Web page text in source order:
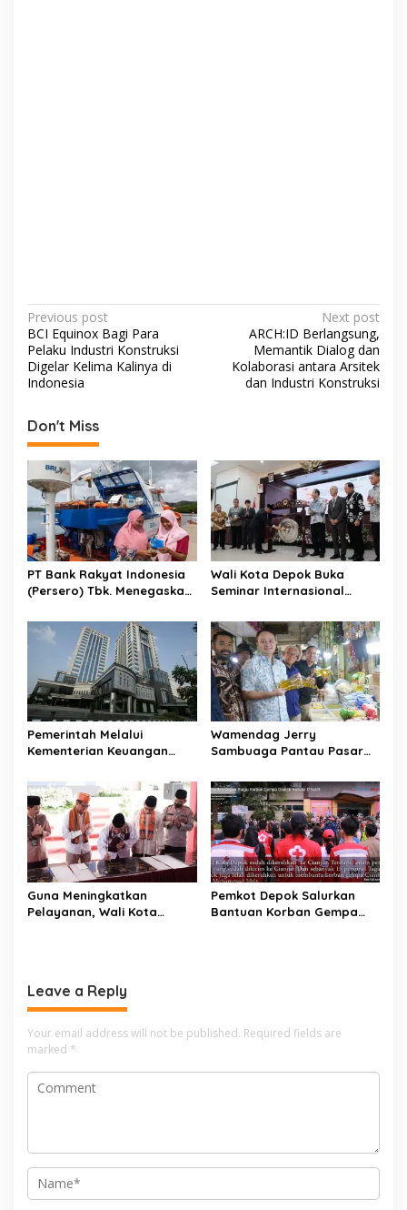
P
o
s
n
a
v
i
g
a
t
i
o
n
Previous post
BCI Equinox Bagi Para
Pelaku Industri Konstruksi
Digelar Kelima Kalinya di
Indonesia
Next post
ARCH:ID Berlangsung,
Memantik Dialog dan
Kolaborasi antara Arsitek
dan Industri Konstruksi
Don't Miss
PT Bank Rakyat Indonesia
(Persero) Tbk. Menegaskan
Revisi Rencana Bisnis Bank
(RBB) Di Tahun 2026
Wali Kota Depok Buka
Seminar Internasional
Workshop 2023
Pemerintah Melalui
Kementerian Keuangan
Mencapai 60-80 Persen
Wamendag Jerry
Sambuaga Pantau Pasar
Ketersediaan Bapok Aman
dan Harga Terkendali
Guna Meningkatkan
Pelayanan, Wali Kota
Pemkot Depok Salurkan
Bantuan Korban Gempa
Leave a Reply
Your email address will not be published. Required fields are
marked *